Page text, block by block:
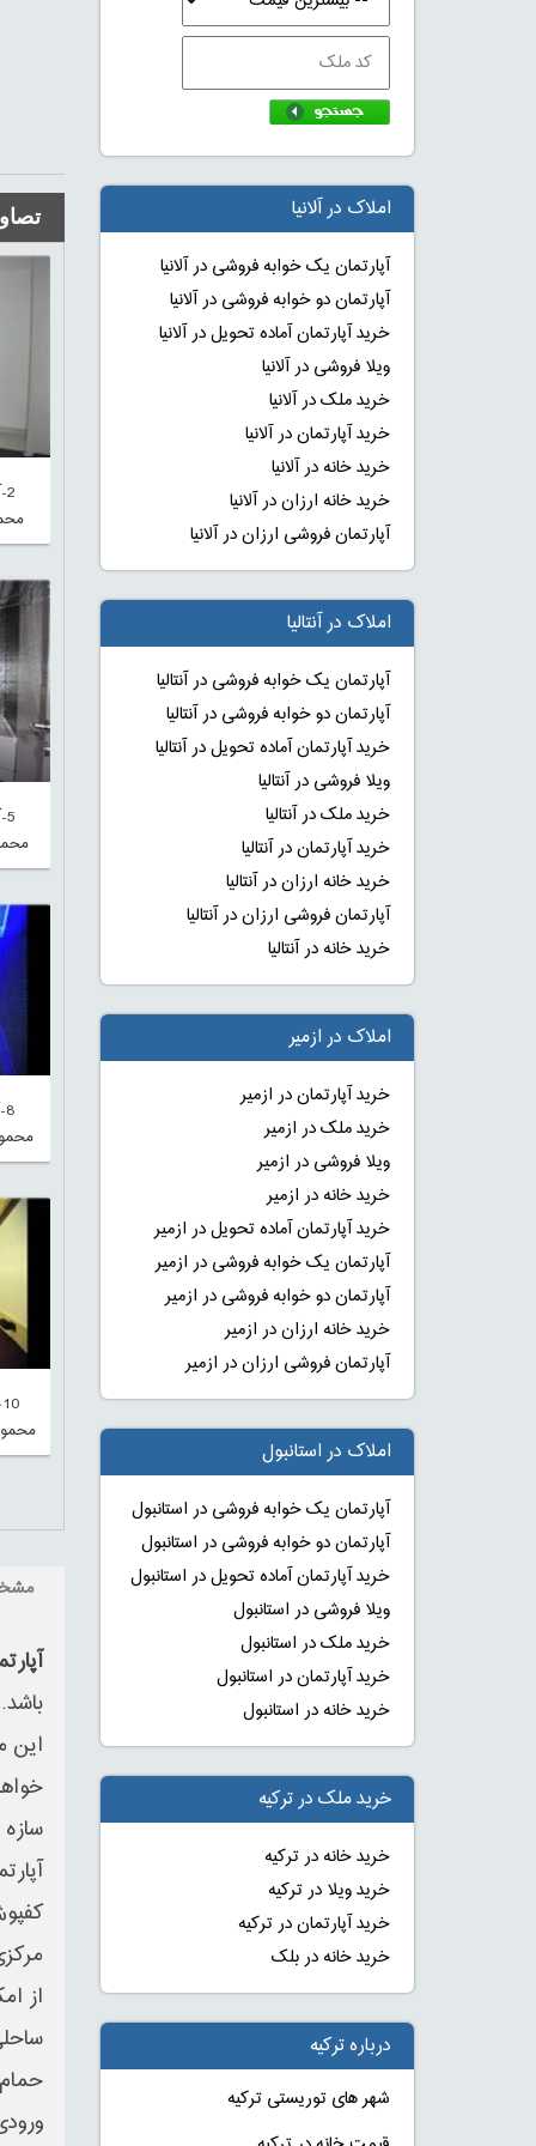
باشد.
این
از
املاک در آلانیا
آپارتمان یک خوابه فروشی در آلانیا
آپارتمان دو خوابه فروشی در آلانیا
خرید آپارتمان آماده تحویل در آلانیا
ویلا فروشی در آلانیا
خرید ملک در آلانیا
خرید آپارتمان در آلانیا
خرید خانه در آلانیا
خرید خانه ارزان در آلانیا
آپارتمان فروشی ارزان در آلانیا
املاک در آنتالیا
آپارتمان یک خوابه فروشی در آنتالیا
آپارتمان دو خوابه فروشی در آنتالیا
خرید آپارتمان آماده تحویل در آنتالیا
ویلا فروشی در آنتالیا
خرید ملک در آنتالیا
خرید آپارتمان در آنتالیا
خرید خانه ارزان در آنتالیا
آپارتمان فروشی ارزان در آنتالیا
خرید خانه در آنتالیا
املاک در ازمیر
خرید آپارتمان در ازمیر
خرید ملک در ازمیر
ویلا فروشی در ازمیر
خرید خانه در ازمیر
خرید آپارتمان آماده تحویل در ازمیر
آپارتمان یک خوابه فروشی در ازمیر
آپارتمان دو خوابه فروشی در ازمیر
خرید خانه ارزان در ازمیر
آپارتمان فروشی ارزان در ازمیر
املاک در استانبول
آپارتمان یک خوابه فروشی در استانبول
آپارتمان دو خوابه فروشی در استانبول
خرید آپارتمان آماده تحویل در استانبول
ویلا فروشی در استانبول
خرید ملک در استانبول
خرید آپارتمان در استانبول
خرید خانه در استانبول
خرید ملک در ترکیه
خرید خانه در ترکیه
خرید ویلا در ترکیه
خرید آپارتمان در ترکیه
خرید خانه در بلک
درباره ترکیه
شهر های توریستی ترکیه